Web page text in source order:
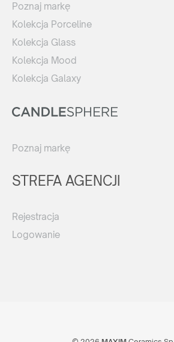
Poznaj markę
Kolekcja Porceline
Kolekcja Glass
Kolekcja Mood
Kolekcja Galaxy
Poznaj markę
STREFA AGENCJI
Rejestracja
Logowanie